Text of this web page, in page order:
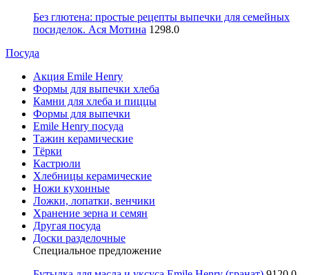
Без глютена: простые рецепты выпечки для семейных
посиделок. Ася Мотина 1298.0
Посуда
Акция Emile Henry
Формы для выпечки хлеба
Камни для хлеба и пиццы
Формы для выпечки
Emile Henry посуда
Тажин керамические
Тёрки
Кастрюли
Хлебницы керамические
Ножи кухонные
Ложки, лопатки, венчики
Хранение зерна и семян
Другая посуда
Доски разделочные
Специальное предложение